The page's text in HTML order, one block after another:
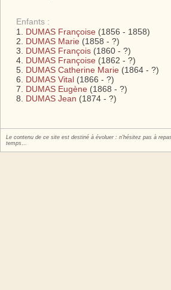
Enfants :
DUMAS Françoise (1856 - 1858)
DUMAS Marie (1858 - ?)
DUMAS François (1860 - ?)
DUMAS Françoise (1862 - ?)
DUMAS Catherine Marie (1864 - ?)
DUMAS Vital (1866 - ?)
DUMAS Eugène (1868 - ?)
DUMAS Jean (1874 - ?)
Le contenu de ce site est destiné à évoluer : n'hésitez pas à
temps…